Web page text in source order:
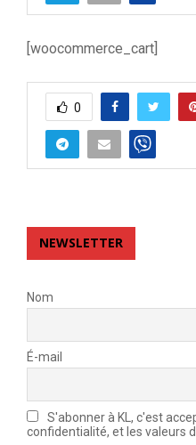
[woocommerce_cart]
0
NEWSLETTER
Nom
É-mail
S'abonner à KL, c'est
confidentialité, et les valeurs